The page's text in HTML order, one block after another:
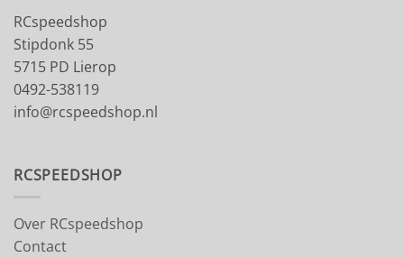
RCspeedshop
Stipdonk 55
5715 PD Lierop
0492-538119
info@rcspeedshop.nl
RCSPEEDSHOP
Over RCspeedshop
Contact